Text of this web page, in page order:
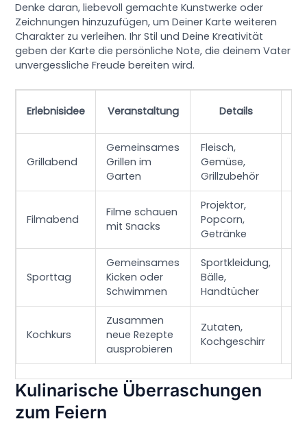
Denke daran, liebevoll gemachte Kunstwerke oder
Zeichnungen hinzuzufügen, um Deiner Karte weiteren
Charakter zu verleihen. Ihr Stil und Deine Kreativität
geben der Karte die persönliche Note, die deinem Vater
unvergessliche Freude bereiten wird.
Erlebnisidee Veranstaltung Details
Grillabend
Gemeinsames
Grillen im
Garten
Fleisch,
Gemüse,
Grillzubehör
Filmabend
Filme schauen
mit Snacks
Projektor,
Popcorn,
Getränke
Sporttag
Gemeinsames
Kicken oder
Schwimmen
Sportkleidung,
Bälle,
Handtücher
Kochkurs
Zusammen
neue Rezepte
ausprobieren
Zutaten,
Kochgeschirr
Kulinarische Überraschungen
zum Feiern